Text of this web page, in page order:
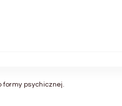
formy psychicznej.